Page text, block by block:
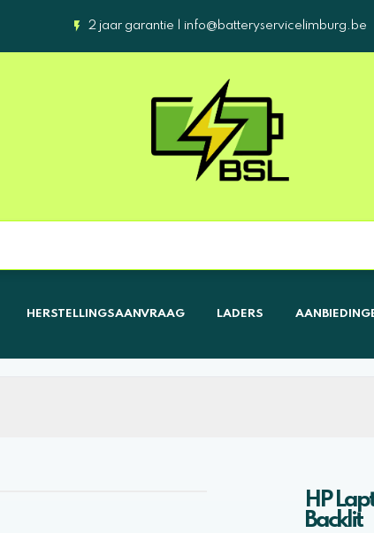
2 jaar garantie | info@batteryservicelimburg.be
HERSTELLINGSAANVRAAG LADERS
HP
Backlit